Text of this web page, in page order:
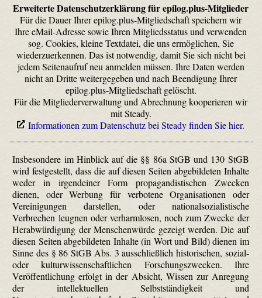
Erweiterte Datenschutzerklärung für epilog.plus-Mitglieder
Für die Dauer Ihrer epilog.plus-Mitgliedschaft speichern wir
Ihre eMail-Adresse sowie Ihren Mitgliedsstatus und verwenden
sog. Cookies, kleine Textdatei, die uns ermöglichen, Sie
wiederzuerkennen. Das ist notwendig, damit Sie sich nicht bei
jedem Seitenaufruf neu anmelden müssen. Ihre Daten werden
nicht an Dritte weitergegeben und nach Beendigung Ihrer
epilog.plus-Mitgliedschaft gelöscht.
Für die Mitgliederverwaltung und Abrechnung kooperieren wir
mit Steady.
Informationen zum Datenschutz bei Steady finden Sie hier.
Insbesondere im Hinblick auf die §§ 86a StGB und 130 StGB
wird festgestellt, dass die auf diesen Seiten abgebildeten Inhalte
weder in irgendeiner Form propagandistischen Zwecken
dienen, oder Werbung für verbotene Organisationen oder
Vereinigungen darstellen, oder nationalsozialistische
Verbrechen leugnen oder verharmlosen, noch zum Zwecke der
Herabwürdigung der Menschenwürde gezeigt werden. Die auf
diesen Seiten abgebildeten Inhalte (in Wort und Bild) dienen im
Sinne des § 86 StGB Abs. 3 ausschließlich historischen, sozial-
oder kulturwissenschaftlichen Forschungszwecken. Ihre
Veröffentlichung erfolgt in der Absicht, Wissen zur Anregung
der intellektuellen Selbstständigkeit und